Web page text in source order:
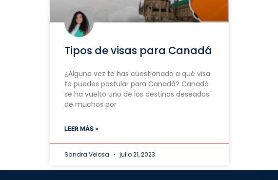
Tipos de visas para Canadá
¿Alguna vez te has cuestionado a qué visa
te puedes postular para Canadá? Canadá
se ha vuelto uno de los destinos deseados
de muchos por
LEER MÁS »
Sandra Velosa julio 21, 2023